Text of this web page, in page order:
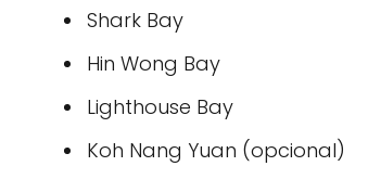
Shark Bay
Hin Wong Bay
Lighthouse Bay
Koh Nang Yuan (opcional)